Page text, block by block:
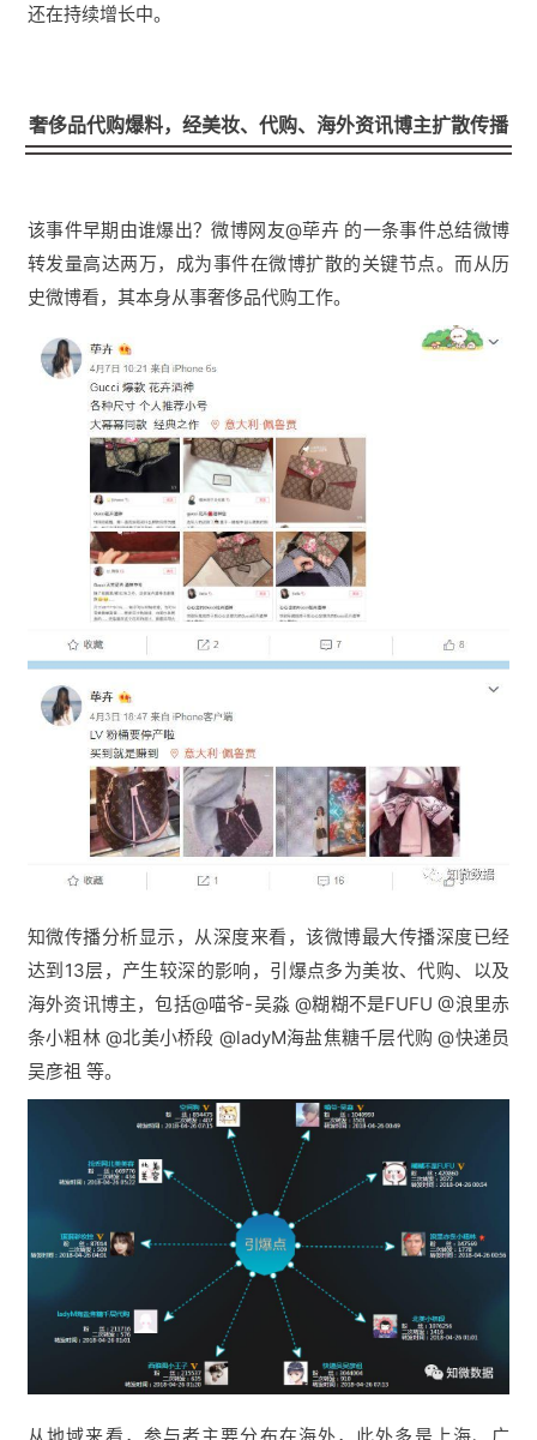
还在持续增长中。
奢侈品代购爆料，经美妆、代购、海外资讯博主扩散传播
该事件早期由谁爆出？微博网友@荜卉 的一条事件总结微博
转发量高达两万，成为事件在微博扩散的关键节点。而从历
史微博看，其本身从事奢侈品代购工作。
知微传播分析显示，从深度来看，该微博最大传播深度已经
达到13层，产生较深的影响，引爆点多为美妆、代购、以及
海外资讯博主，包括@喵爷-吴淼 @糊糊不是FUFU @浪里赤
条小粗林 @北美小桥段 @ladyM海盐焦糖千层代购 @快递员
吴彦祖 等。